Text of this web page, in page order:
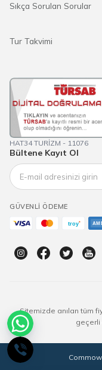
Sıkça Sorulan Sorular
Tur Takvimi
HAT34 TURİZM - 11076
Bültene Kayıt Ol
GÜVENLI ÖDEME
Sitemizde anılan tüm
geçerli